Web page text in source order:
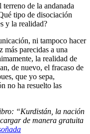
de la andanada
tipo de disociación
y la realidad?
ni tampoco hacer
más parecidas a una
la realidad de
de nuevo, el fracaso de
que yo sepa,
no ha resuelto las
“Kurdistán, la nación
de manera gratuita